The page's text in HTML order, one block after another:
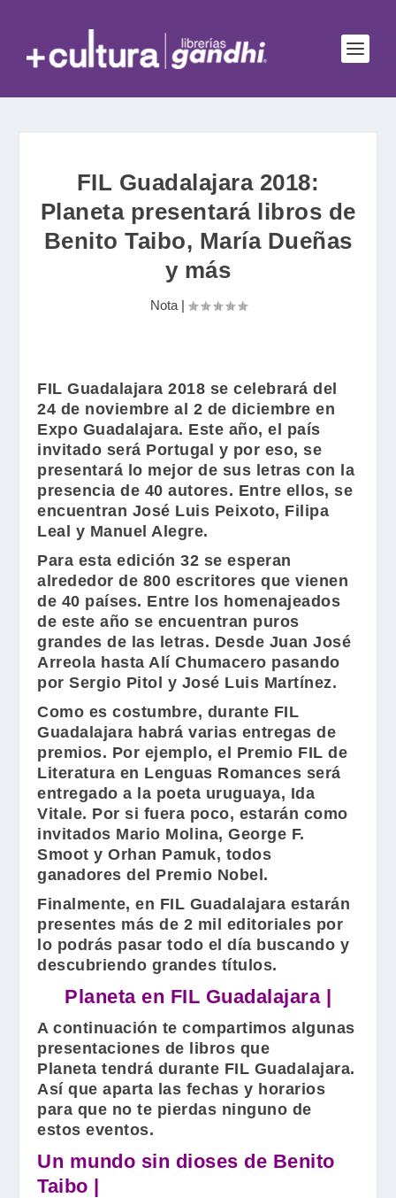
FIL Guadalajara 2018:
Planeta presentará libros de
Benito Taibo, María Dueñas
y más
Nota|
FIL Guadalajara 2018 se celebrará del
24 de noviembre al 2 de diciembre en
Expo Guadalajara. Este año, el país
invitado será Portugal y por eso, se
presentará lo mejor de sus letras con la
presencia de 40 autores. Entre ellos, se
encuentran José Luis Peixoto, Filipa
Leal y Manuel Alegre.
Para esta edición 32 se esperan
alrededor de 800 escritores que vienen
de 40 países. Entre los homenajeados
de este año se encuentran puros
grandes de las letras. Desde Juan José
Arreola hastaAlí Chumacero pasando
porSergio Pitol y José Luis Martínez.
Como es costumbre, durante FIL
Guadalajara habrá varias entregas de
premios. Por ejemplo, el Premio FIL de
Literatura en Lenguas Romances será
entregado a la poeta uruguaya, Ida
Vitale. Por si fuera poco, estarán como
invitados Mario Molina,George F.
Smoot yOrhan Pamuk, todos
ganadores del Premio Nobel .
Finalmente, en FIL Guadalajara estarán
presentes más de 2 mil editoriales por
lo podrás pasar todo el día buscando y
descubriendo grandes títulos.
Planeta en FIL Guadalajara |
A continuación te compartimos algunas
presentaciones de libros que
Planeta tendrá durante FIL Guadalajara.
Así que aparta las fechas y horarios
para que no te pierdas ninguno de
estos eventos.
Un mundo sin dioses de Benito
Taibo |